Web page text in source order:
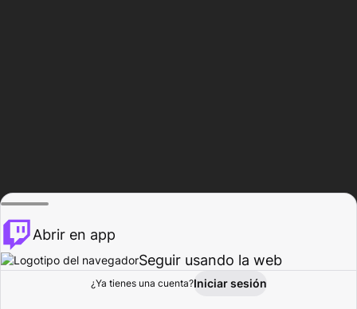
Explorar Actividad
Abrir en app
Seguir usando la web
¿Ya tienes una cuenta?Iniciar sesión